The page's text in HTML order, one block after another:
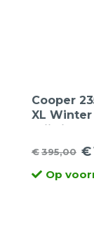
Cooper
XL
prijs is
€395,00
prijs
€
Huidige
prijs
Op